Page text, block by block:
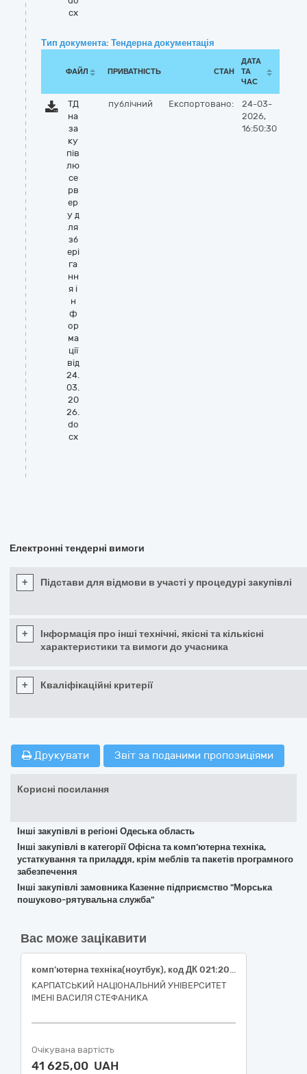
cx
Тип документа: Тендерна документація
ФАЙЛ ПРИВАТНІСТЬ СТАН
ДАТА
ТА
ЧАС
ТД
на
за
ку
пів
лю
се
рв
ер
у д
ля
зб
ері
га
нн
я і
н
ф
ор
ма
ції
від
24.
03.
20
26.
do
cx
публічний Експортовано:
24-03-
2026,
16:50:30
Електронні тендерні вимоги
+ Підстави для відмови в участі у процедурі закупівлі
+
Інформація про інші технічні, якісні та кількісні
характеристики та вимоги до учасника
+ Кваліфікаційні критерії
Друкувати Звіт за поданими пропозиціями
Корисні посилання
Інші закупівлі в регіоні Одеська область
Інші закупівлі в категорії Офісна та комп’ютерна техніка,
устаткування та приладдя, крім меблів та пакетів програмного
забезпечення
Інші закупівлі замовника Казенне підприємство "Морська
пошуково-рятувальна служба"
Вас може зацікавити
комп’ютерна техніка(ноутбук), код ДК 021:2015 (CPV) : 30210000-4 Машини для обробки даних (апаратна частина)
КАРПАТСЬКИЙ НАЦІОНАЛЬНИЙ УНІВЕРСИТЕТ
ІМЕНІ ВАСИЛЯ СТЕФАНИКА
Очікувана вартість
41 625,00 UAH